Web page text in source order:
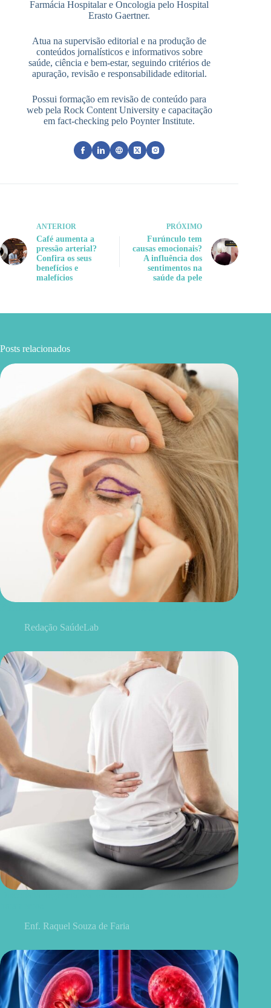
Farmácia Hospitalar e Oncologia pelo Hospital
Erasto Gaertner.
Atua na supervisão editorial e na produção de
conteúdos jornalísticos e informativos sobre
saúde, ciência e bem-estar, seguindo critérios de
apuração, revisão e responsabilidade editorial.
Possui formação em revisão de conteúdo para
web pela Rock Content University e capacitação
em fact-checking pelo Poynter Institute.
ANTERIOR
Café aumenta a
pressão arterial?
Confira os seus
benefícios e
malefícios
PRÓXIMO
Furúnculo tem
causas emocionais?
A influência dos
sentimentos na
saúde da pele
Posts relacionados
Redação SaúdeLab
Enf. Raquel Souza de Faria